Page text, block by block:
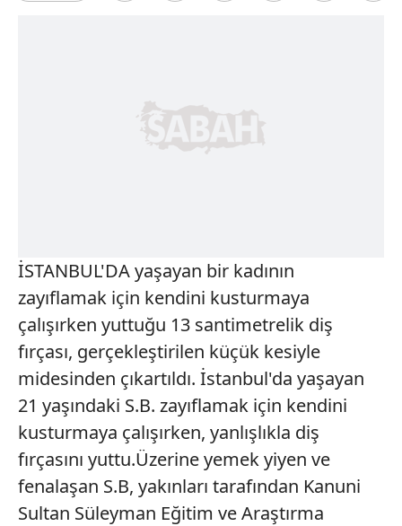
İSTANBUL'DA yaşayan bir kadının
zayıflamak için kendini kusturmaya
çalışırken yuttuğu 13 santimetrelik diş
fırçası, gerçekleştirilen küçük kesiyle
midesinden çıkartıldı. İstanbul'da yaşayan
21 yaşındaki S.B. zayıflamak için kendini
kusturmaya çalışırken, yanlışlıkla diş
fırçasını yuttu.Üzerine yemek yiyen ve
fenalaşan S.B, yakınları tarafından Kanuni
Sultan Süleyman Eğitim ve Araştırma